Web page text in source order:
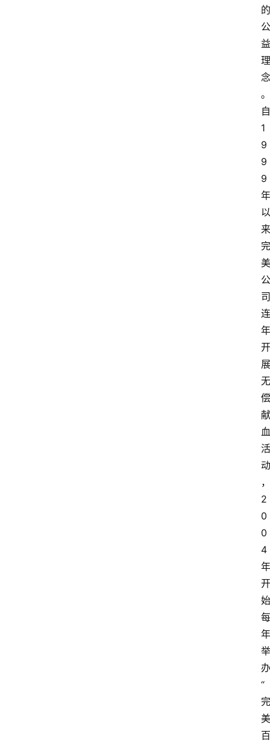
的
公
益
理
念
。
自
1
9
9
9
年
以
来
完
美
公
司
连
年
开
展
无
偿
献
血
活
动
，
2
0
0
4
年
开
始
每
年
举
办
“
完
美
百